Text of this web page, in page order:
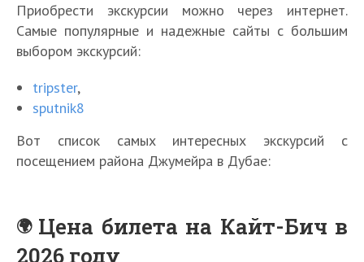
Приобрести экскурсии можно через интернет.
Самые популярные и надежные сайты с большим
выбором экскурсий:
tripster,
sputnik8
Вот список самых интересных экскурсий с
посещением района Джумейра в Дубае:
Цена билета на Кайт-Бич в
2026 году